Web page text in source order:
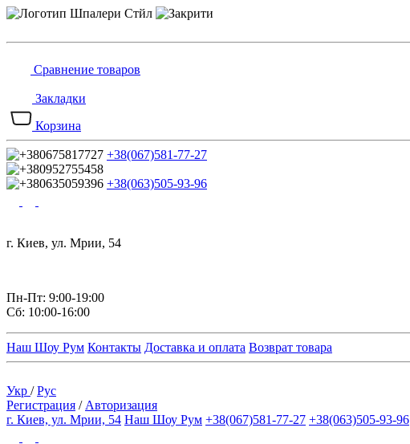
Сравнение товаров
Закладки
Корзина
+38(067)581-77-27
+38(063)505-93-96
г. Киев, ул. Мрии, 54
Пн-Пт: 9:00-19:00
Сб: 10:00-16:00
Наш Шоу Рум Контакты Доставка и оплата Возврат товара
Укр /Рус
Регистрация / Авторизация
г. Киев, ул. Мрии, 54 Наш Шоу Рум +38(067)581-77-27 +38(063)505-93-96